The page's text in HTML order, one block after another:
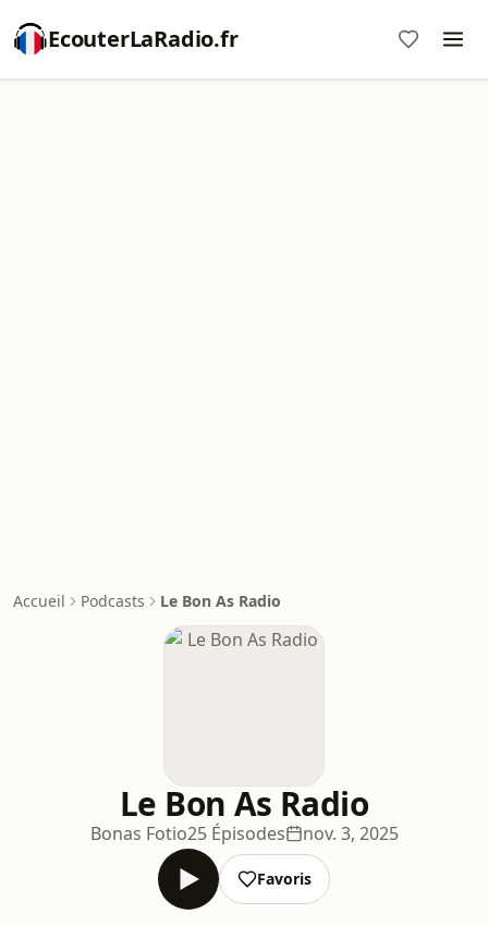
EcouterLaRadio.fr
Accueil Podcasts Le Bon As Radio
Le Bon As Radio
Bonas Fotio25 Épisodes nov. 3, 2025
Favoris